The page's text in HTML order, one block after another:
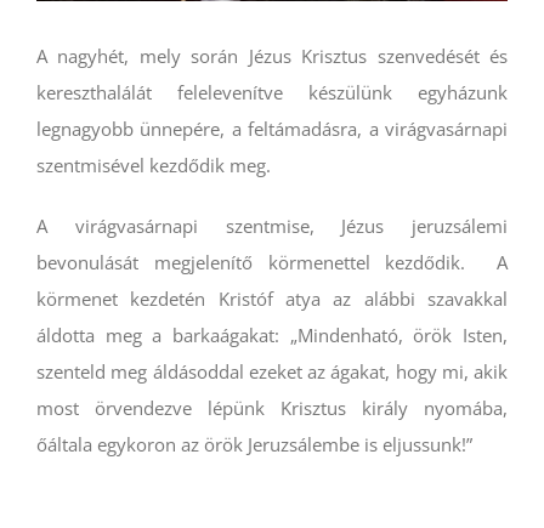
A nagyhét, mely során Jézus Krisztus szenvedését és
kereszthalálát felelevenítve készülünk egyházunk
legnagyobb ünnepére, a feltámadásra, a virágvasárnapi
szentmisével kezdődik meg.
A virágvasárnapi szentmise, Jézus jeruzsálemi
bevonulását megjelenítő körmenettel kezdődik. A
körmenet kezdetén Kristóf atya az alábbi szavakkal
áldotta meg a barkaágakat: „Mindenható, örök Isten,
szenteld meg áldásoddal ezeket az ágakat, hogy mi, akik
most örvendezve lépünk Krisztus király nyomába,
őáltala egykoron az örök Jeruzsálembe is eljussunk!”